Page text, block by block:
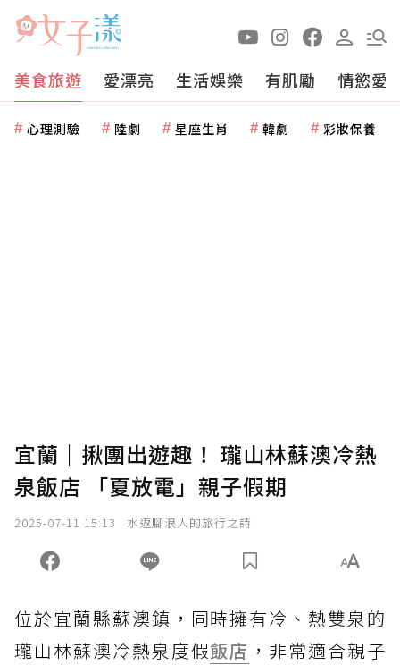
美食旅遊 愛漂亮 生活娛樂 有肌勵 情慾愛
心理測驗 陸劇 星座生肖 韓劇 彩妝保養
宜蘭｜揪團出遊趣！ 瓏山林蘇澳冷熱
泉飯店 「夏放電」親子假期
2025-07-11 15:13 水返腳浪人的旅行之詩
位於宜蘭縣蘇澳鎮，同時擁有冷、熱雙泉的
瓏山林蘇澳冷熱泉度假飯店 ，非常適合親子